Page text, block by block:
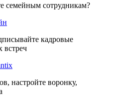
семейным сотрудникам?
кадровые
встреч
настройте воронку,